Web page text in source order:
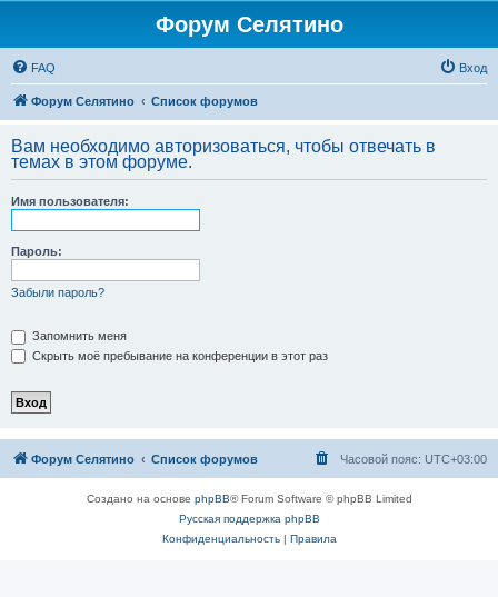
Форум Селятино
FAQ Вход
Форум Селятино Список форумов
Вам необходимо авторизоваться, чтобы отвечать в
темах в этом форуме.
Имя пользователя:
Пароль:
Забыли пароль?
Запомнить меня
Скрыть моё пребывание на конференции в этот раз
Форум Селятино Список форумов Часовой пояс: UTC+03:00
Создано на основе phpBB® Forum Software © phpBB Limited
Русская поддержка phpBB
Конфиденциальность| Правила